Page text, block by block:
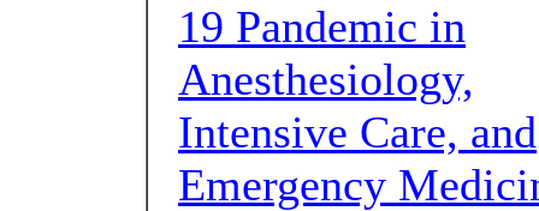
19 Pandemic in
Anesthesiology,
Intensive Care, and
Emergency